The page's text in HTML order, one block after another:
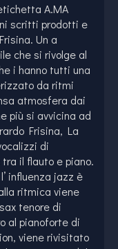
A.MA
scritti prodotti e
Un a
che si rivolge al
i hanno tutti una
da ritmi
atmosfera dai
più si avvicina ad
Frisina, La
di
il flauto e piano.
influenza jazz è
ritmica viene
tenore di
al pianoforte di
viene rivisitato